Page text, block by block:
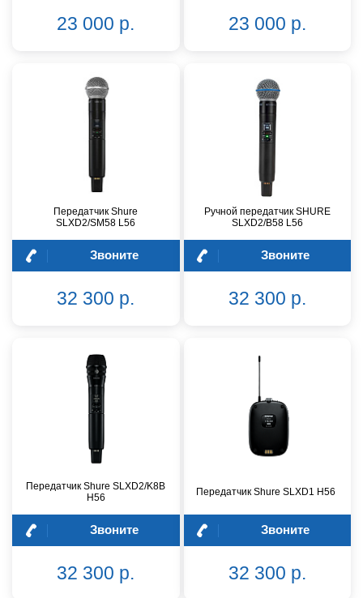
23 000 р. 23 000 р.
Передатчик Shure
SLXD2/SM58 L56
Звоните
32 300 р.
Ручной передатчик SHURE
SLXD2/B58 L56
Звоните
32 300 р.
Передатчик Shure SLXD2/K8B
H56
Звоните
32 300 р.
Передатчик Shure SLXD1 H56
Звоните
32 300 р.